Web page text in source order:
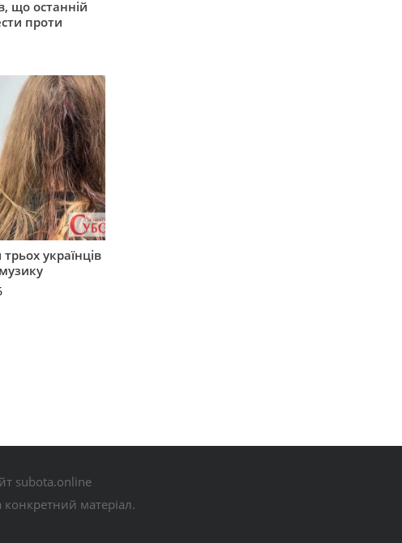
що останній
проти
українців
subota.online
матеріал.